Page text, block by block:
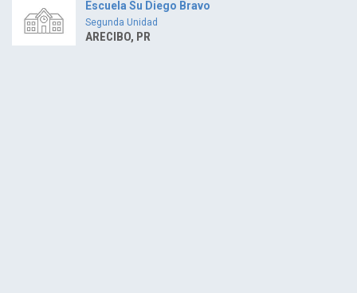
Escuela Su Diego Bravo
Segunda Unidad
ARECIBO, PR